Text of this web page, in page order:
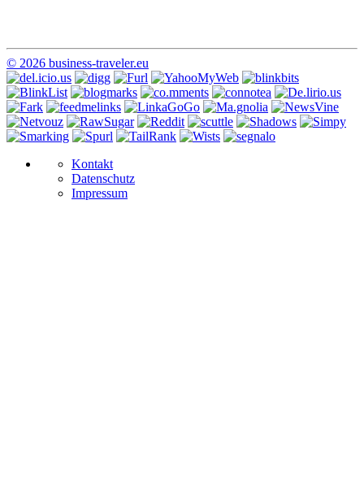
© 2026 business-traveler.eu
Kontakt
Datenschutz
Impressum